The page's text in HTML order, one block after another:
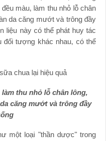
màu, làm thu nhỏ lỗ chân
da căng mướt và trông đầy
liệu này có thể phát huy tác
đối tượng khác nhau, có thể
thu nhỏ lỗ chân lông,
căng mướt và trông đầy
một loại "thần dược" trong